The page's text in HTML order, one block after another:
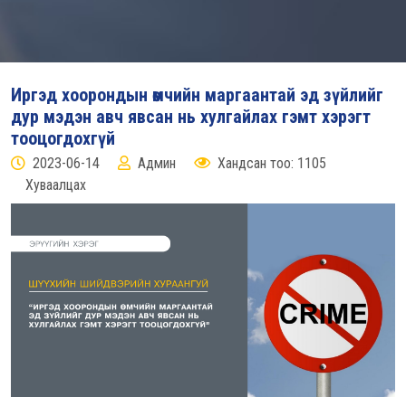
Иргэд хоорондын өмчийн маргаантай эд зүйлийг
дур мэдэн авч явсан нь хулгайлах гэмт хэрэгт
тооцогдохгүй
2023-06-14 Админ
Хандсан тоо: 1105
Хуваалцах